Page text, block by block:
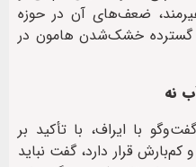
ضعف‌های آن در حوزه
گسترده خشک‌شدن هامون در
نه
با ایراف، با تأکید بر
کم‌بارش قرار دارد، گفت نباید